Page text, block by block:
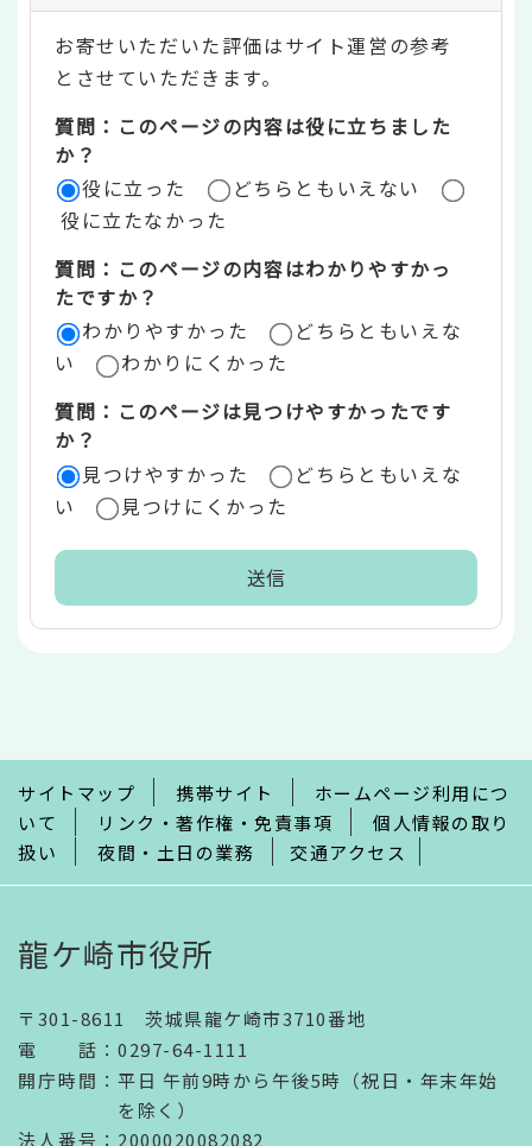
テ
ン
ツ
評
価
リ
ア
お寄せいただいた評価はサイト運営の参考
とさせていただきます。
質問：このページの内容は役に立ちました
か？
役に立った
どちらともいえない
役に立たなかった
質問：このページの内容はわかりやすかっ
たですか？
わかりやすかった
どちらともいえな
い
わかりにくかった
質問：このページは見つけやすかったです
か？
見つけやすかった
どちらともいえな
い
見つけにくかった
で
サイトマップ 携帯サイト
ホームページ利用につ
いて
リンク・著作権・免責事項
個人情報の取り
扱い
夜間・土日の業務 交通アクセス
龍ケ崎市役所
〒301-8611 茨城県龍ケ崎市3710番地
電話 ： 0297-64-1111
開庁時間 ： 平日 午前9時から午後5時（祝日・年末年始
を除く）
法人番号 ：2000020082082